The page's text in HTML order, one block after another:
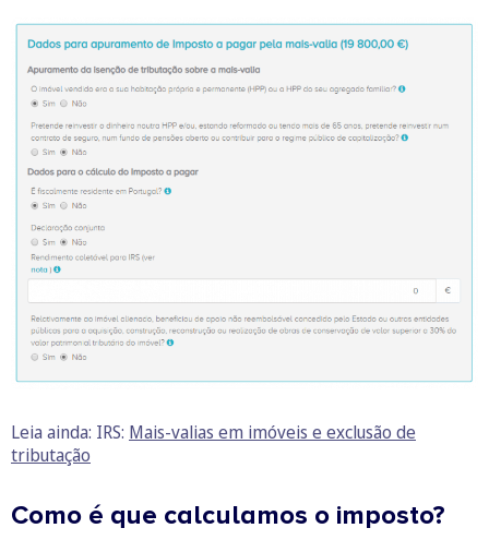
Leia ainda: IRS: Mais-valias em imóveis e exclusão de
tributação
Como é que calculamos o imposto?